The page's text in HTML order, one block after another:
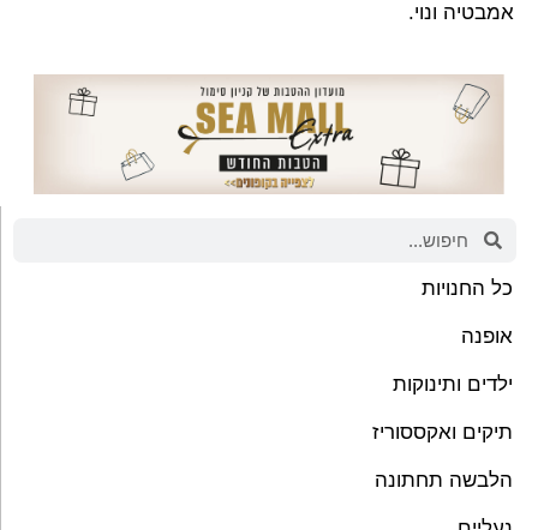
כל החנויות
אופנה
ילדים ותינוקות
תיקים ואקססוריז
הלבשה תחתונה
אמבטיה ונוי.